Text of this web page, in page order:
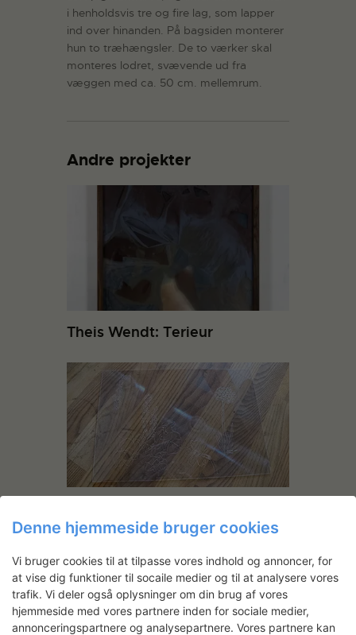
i henholdsvis tre og fire lag, som lapper
ind over hinanden. På bagsiden monterer
hun to træhængsler. De to værker skal
monteres lodret, svævende ud fra
væggen med ca. 50 cm. mellemrum.
Andre projekter
Theis Wendt: Terieur
Pamir (arbejdstitel)
Denne hjemmeside bruger cookies
Vi bruger cookies til at tilpasse vores indhold og annoncer, for
at vise dig funktioner til socaile medier og til at analysere vores
trafik. Vi deler også oplysninger om din brug af vores
hjemmeside med vores partnere inden for sociale medier,
annonceringspartnere og analysepartnere. Vores partnere kan